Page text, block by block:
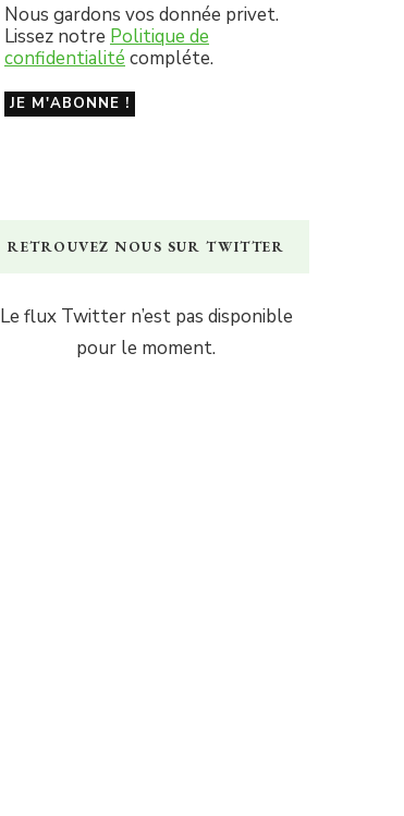
Nous gardons vos donnée privet.
Lissez notre Politique de
confidentialité compléte.
RETROUVEZ NOUS SUR TWITTER
Le flux Twitter n’est pas disponible
pour le moment.